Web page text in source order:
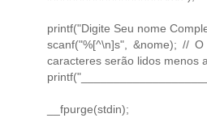
printf("Digite Seu nome
scanf("%[^\n]s", &nome); //
caracteres serão lidos menos
__fpurge(stdin);